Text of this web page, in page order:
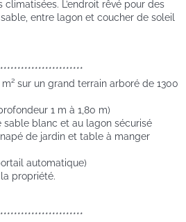
L’endroit rêvé pour des
entre lagon et coucher de soleil
sur un grand terrain arboré de 1300
1 m à 1,80 m)
blanc et au lagon sécurisé
de jardin et table à manger
automatique)
propriété.